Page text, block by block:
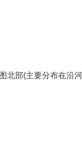
北部(主要分布在沿